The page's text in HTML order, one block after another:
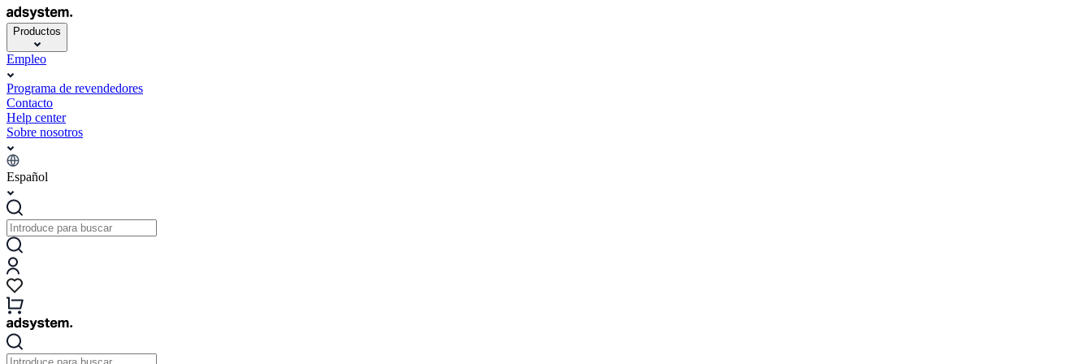
Productos
Empleo
Programa de revendedores
Contacto
Help center
Sobre nosotros
Español